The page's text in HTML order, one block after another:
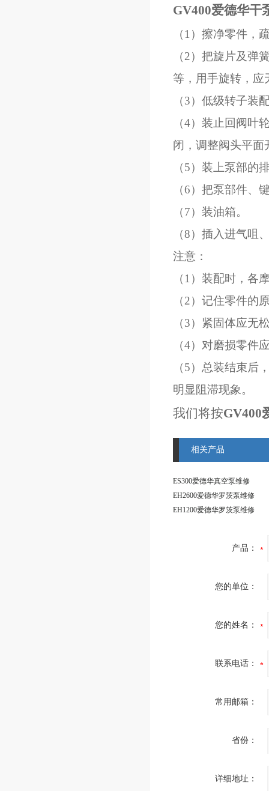
GV400爱德华干
（1）擦净零件，
（2）把旋片及弹
等，用手旋转，应
（3）低级转子装
（4）装止回阀叶
闭，调整阀头平面
（5）装上泵部的
（6）把泵部件、
（7）装油箱。
（8）插入进气咀
注意：
（1）装配时，各
（2）记住零件的
（3）紧固体应无
（4）对磨损零件
（5）总装结束后
明显阻滞现象。
我们将按GV400
相关产品
ES300爱德华真空泵维修
EH2600爱德华罗茨泵维修
EH1200爱德华罗茨泵维修
产品：
您的单位：
您的姓名：
联系电话：
常用邮箱：
省份：
详细地址：